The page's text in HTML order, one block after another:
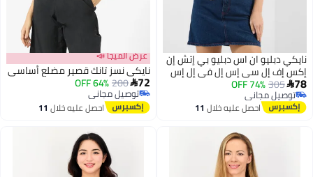
ان اس دبليو بي إتش إن
إل سي إس إل في إل إس
سي كيه سي آر بي
74% OFF
مجاني
مجاني
احصل عليه خلال11
اغسطس
عرض الميجا 📣
نايكي نسز تانك قصير مضلع أساسي
72
200
64% OFF
توصيل مجاني
توصيل مجانياحصل عليه خلال11
اغسطس